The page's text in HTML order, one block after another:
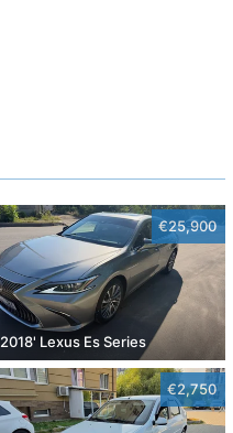
€25,900
2018' Lexus Es Series
€2,750